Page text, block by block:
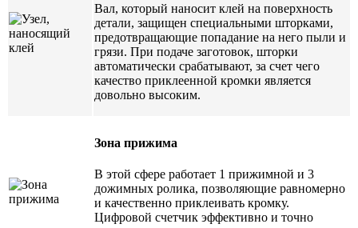
Вал, который наносит клей на поверхность
детали, защищен специальными шторками,
предотвращающие попадание на него пыли и
грязи. При подаче заготовок, шторки
автоматически срабатывают, за счет чего
качество приклеенной кромки является
довольно высоким.
Зона прижима
В этой сфере работает 1 прижимной и 3
дожимных ролика, позволяющие равномерно
и качественно приклеивать кромку.
Цифровой счетчик эффективно и точно